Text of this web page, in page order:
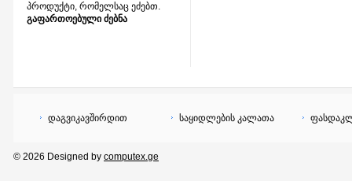
პროდუქტი, რომელსაც ეძებთ.
გაფართოებული ძებნა
დაგვიკავშირდით საყიდლების კალათა
© 2026 Designed by computex.ge